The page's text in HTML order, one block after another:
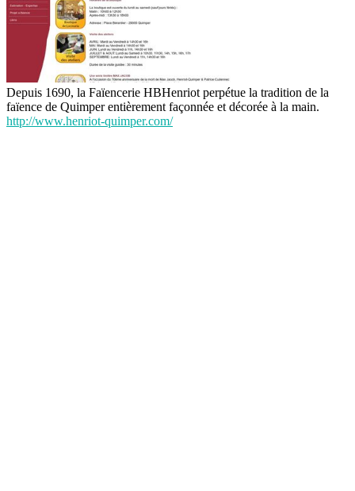
Depuis 1690, la Faïencerie HBHenriot perpétue la tradition de la
faïence de Quimper entièrement façonnée et décorée à la main.
http://www.henriot-quimper.com/